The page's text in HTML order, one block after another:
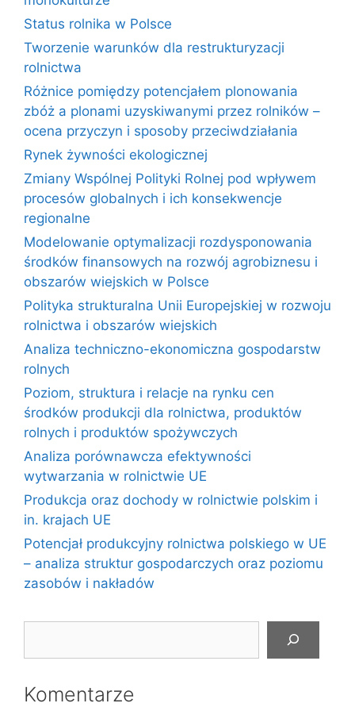
Status rolnika w Polsce
Tworzenie warunków dla restrukturyzacji
rolnictwa
Różnice pomiędzy potencjałem plonowania
zbóż a plonami uzyskiwanymi przez rolników –
ocena przyczyn i sposoby przeciwdziałania
Rynek żywności ekologicznej
Zmiany Wspólnej Polityki Rolnej pod wpływem
procesów globalnych i ich konsekwencje
regionalne
Modelowanie optymalizacji rozdysponowania
środków finansowych na rozwój agrobiznesu i
obszarów wiejskich w Polsce
Polityka strukturalna Unii Europejskiej w rozwoju
rolnictwa i obszarów wiejskich
Analiza techniczno-ekonomiczna gospodarstw
rolnych
Poziom, struktura i relacje na rynku cen
środków produkcji dla rolnictwa, produktów
rolnych i produktów spożywczych
Analiza porównawcza efektywności
wytwarzania w rolnictwie UE
Produkcja oraz dochody w rolnictwie polskim i
in. krajach UE
Potencjał produkcyjny rolnictwa polskiego w UE
– analiza struktur gospodarczych oraz poziomu
zasobów i nakładów
Komentarze